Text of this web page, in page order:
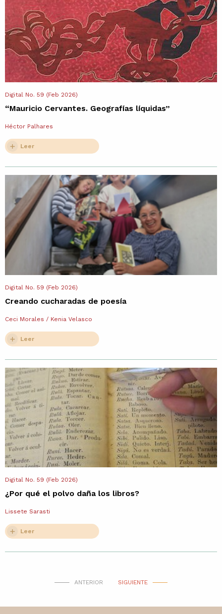
Digital No. 59 (Feb 2026)
“Mauricio Cervantes. Geografías líquidas”
Héctor Palhares
Leer
Digital No. 59 (Feb 2026)
Creando cucharadas de poesía
Ceci Morales / Kenia Velasco
Leer
Digital No. 59 (Feb 2026)
¿Por qué el polvo daña los libros?
Lissete Sarasti
Leer
ANTERIOR SIGUIENTE